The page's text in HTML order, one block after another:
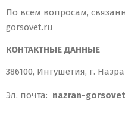
По всем вопросам,
gorsovet.ru
КОНТАКТНЫЕ ДАННЫЕ
386100, Ингушетия, г.
Эл. почта: nazran-